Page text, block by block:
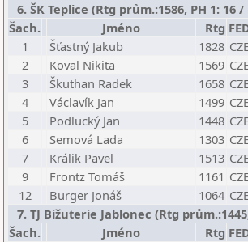
6. ŠK Teplice (Rtg prům.:1586, PH 1: 16 /
Šach.
Jméno Rtg
1
Šťastný Jakub 1828
2
Koval Nikita 1569
3
Škuthan Radek 1658
4
Václavík Jan 1499
5
Podlucký Jan 1448
6
Semová Lada 1303
7
Králik Pavel 1513
9
Frontz Tomáš 1161
12
Burger Jonáš 1064
7. TJ Bižuterie Jablonec (Rtg
Šach.
Jméno Rtg